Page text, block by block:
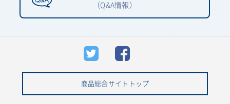
（Q&A情報）
商品総合サイトトップ